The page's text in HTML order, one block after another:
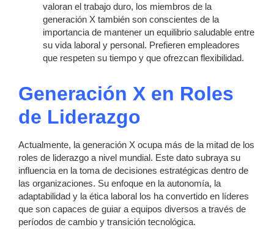
valoran el trabajo duro, los miembros de la
generación X también son conscientes de la
importancia de mantener un equilibrio saludable entre
su vida laboral y personal. Prefieren empleadores
que respeten su tiempo y que ofrezcan flexibilidad.
Generación X en Roles
de Liderazgo
Actualmente, la generación X ocupa más de la mitad de los
roles de liderazgo a nivel mundial. Este dato subraya su
influencia en la toma de decisiones estratégicas dentro de
las organizaciones. Su enfoque en la autonomía, la
adaptabilidad y la ética laboral los ha convertido en líderes
que son capaces de guiar a equipos diversos a través de
períodos de cambio y transición tecnológica.